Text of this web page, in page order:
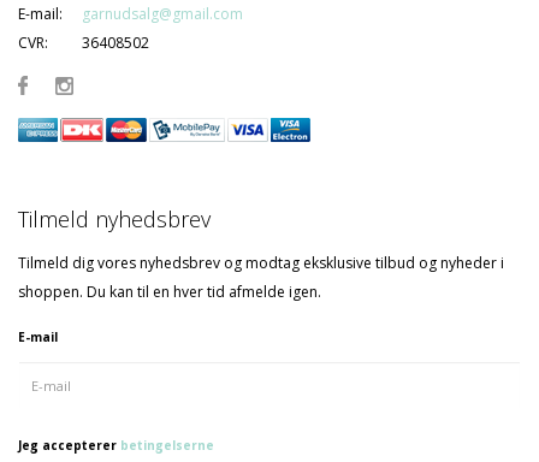
E-mail:
garnudsalg@gmail.com
CVR:
36408502
Tilmeld nyhedsbrev
Tilmeld dig vores nyhedsbrev og modtag eksklusive tilbud og nyheder i
shoppen. Du kan til en hver tid afmelde igen.
E-mail
Jeg accepterer betingelserne